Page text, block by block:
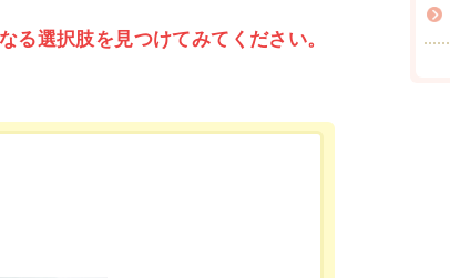
る選択肢を見つけてみてください。